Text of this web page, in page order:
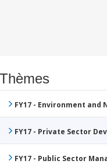
Thèmes
FY17 - Environment
FY17 - Private Sector
FY17 - Public Sector